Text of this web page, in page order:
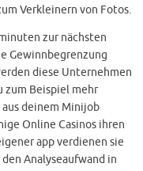
Verkleinern von Fotos.
zur nächsten
Gewinnbegrenzung
diese Unternehmen
zum Beispiel mehr
deinem Minijob
Online Casinos ihren
app verdienen sie
Analyseaufwand in